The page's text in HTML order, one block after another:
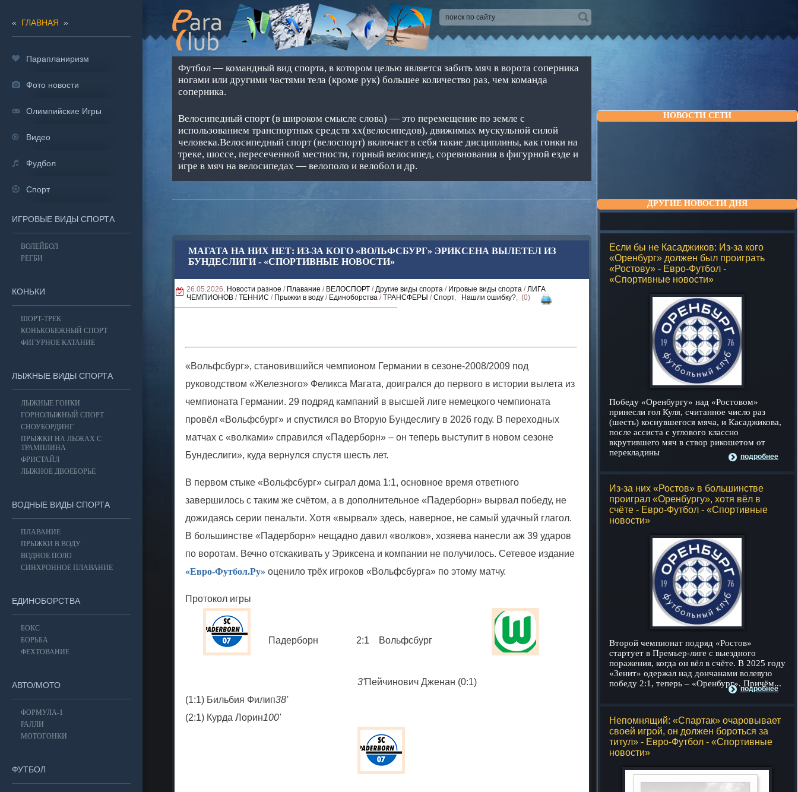
НОВОСТИ СЕТИ
ДРУГИЕ НОВОСТИ ДНЯ
Если бы не Касаджиков: Из-за кого
«Оренбург» должен был проиграть
«Ростову» - Евро-Футбол -
«Спортивные новости»
Победу «Оренбургу» над «Ростовом»
принесли гол Куля, считанное число раз
(шесть) коснувшегося мяча, и Касаджикова,
после ассиста с углового классно
вкрутившего мяч в створ рикошетом от
перекладины
подробнее
Из-за них «Ростов» в большинстве
проиграл «Оренбургу», хотя вёл в
счёте - Евро-Футбол - «Спортивные
новости»
Второй чемпионат подряд «Ростов»
стартует в Премьер-лиге с выездного
поражения, когда он вёл в счёте. В 2025 году
«Зенит» одержал над дончанами волевую
победу 2:1, теперь – «Оренбург». Причём...
подробнее
Непомнящий: «Спартак» очаровывает
своей игрой, он должен бороться за
титул» - Евро-Футбол - «Спортивные
новости»
Футбол — командный вид спорта, в котором целью является забить мяч в ворота соперника
ногами или другими частями тела (кроме рук) большее количество раз, чем команда
соперника.
Велосипедный спорт (в широком смысле слова) — это перемещение по земле с
использованием транспортных средств хх(велосипедов), движимых мускульной силой
человека.Велосипедный спорт (велоспорт) включает в себя такие дисциплины, как гонки на
треке, шоссе, пересеченной местности, горный велосипед, соревнования в фигурной езде и
игре в мяч на велосипедах — велополо и велобол и др.
МАГАТА НА НИХ НЕТ: ИЗ-ЗА КОГО «ВОЛЬФСБУРГ» ЭРИКСЕНА ВЫЛЕТЕЛ ИЗ
БУНДЕСЛИГИ - «СПОРТИВНЫЕ НОВОСТИ»
26.05.2026, Новости разное / Плавание / ВЕЛОСПОРТ /Другие виды спорта / Игровые виды спорта /ЛИГА
ЧЕМПИОНОВ /ТЕННИС / Прыжки в воду / Единоборства /ТРАНСФЕРЫ /Спорт, Нашли ошибку?, (0)
«Вольфсбург», становившийся чемпионом Германии в сезоне-2008/2009 под
руководством «Железного» Феликса Магата, доигрался до первого в истории вылета из
чемпионата Германии. 29 подряд кампаний в высшей лиге немецкого чемпионата
провёл «Вольфсбург» и спустился во Вторую Бундеслигу в 2026 году. В переходных
матчах с «волками» справился «Падерборн» – он теперь выступит в новом сезоне
Бундеслиги», куда вернулся спустя шесть лет.
В первом стыке «Вольфсбург» сыграл дома 1:1, основное время ответного
завершилось с таким же счётом, а в дополнительное «Падерборн» вырвал победу, не
дожидаясь серии пенальти. Хотя «вырвал» здесь, наверное, не самый удачный глагол.
В большинстве «Падерборн» нещадно давил «волков», хозяева нанесли аж 39 ударов
по воротам. Вечно отскакивать у Эриксена и компании не получилось. Сетевое издание
«Евро-Футбол.Ру» оценило трёх игроков «Вольфсбурга» по этому матчу.
Протокол игры
Падерборн 2:1 Вольфсбург
3'Пейчинович Дженан (0:1)
(1:1) Бильбия Филип38'
(2:1) Курда Лорин100'
« ГЛАВНАЯ »
Парапланиризм
Фото новости
Олимпийские Игры
Видео
Фудбол
Спорт
ИГРОВЫЕ ВИДЫ СПОРТА
ВОЛЕЙБОЛ
РЕГБИ
КОНЬКИ
ШОРТ-ТРЕК
КОНЬКОБЕЖНЫЙ СПОРТ
ФИГУРНОЕ КАТАНИЕ
ЛЫЖНЫЕ ВИДЫ СПОРТА
ЛЫЖНЫЕ ГОНКИ
ГОРНОЛЫЖНЫЙ СПОРТ
СНОУБОРДИНГ
ПРЫЖКИ НА ЛЫЖАХ С
ТРАМПЛИНА
ФРИСТАЙЛ
ЛЫЖНОЕ ДВОЕБОРЬЕ
ВОДНЫЕ ВИДЫ СПОРТА
ПЛАВАНИЕ
ПРЫЖКИ В ВОДУ
ВОДНОЕ ПОЛО
СИНХРОННОЕ ПЛАВАНИЕ
ЕДИНОБОРСТВА
БОКС
БОРЬБА
ФЕХТОВАНИЕ
АВТО/МОТО
ФОРМУЛА-1
РАЛЛИ
МОТОГОНКИ
ФУТБОЛ